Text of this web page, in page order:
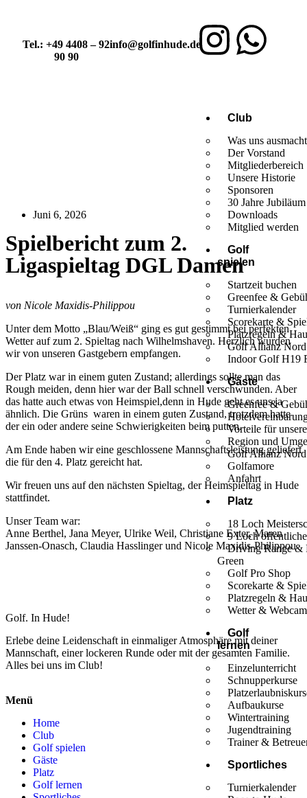
Tel.: +49 4408 – 92
90 90
info@golfinhude.de
Club
Was uns ausmacht
Der Vorstand
Mitgliederbereich
Unsere Historie
Sponsoren
30 Jahre Jubiläum
Downloads
Mitglied werden
Golf
spielen
Startzeit buchen
Greenfee &
Turnierkalender
Scorekarte &
Platzregeln &
Golf Allianz Nord
Indoor Golf H19
Gäste
Greenfee &
Vorteile für
Region und
Golf Allianz Nord
Golfamore
Anfahrt
Platz
18 Loch
9 Loch
Driving Range &
Green
Golf Pro Shop
Scorekarte &
Platzregeln &
Wetter & Webcam
Golf
lernen
Einzelunterricht
Schnupperkurse
Aufbaukurse
Wintertraining
Jugendtraining
Trainer &
Sportliches
Turnierkalender
Juni 6, 2026
Spielbericht zum 2.
Ligaspieltag DGL Damen
von Nicole Maxidis-Philippou
Unter dem Motto „Blau/Weiß“ ging es gut gestimmt bei perfekten
Wetter auf zum 2. Spieltag nach Wilhelmshaven. Herzlich wurden
wir von unseren Gastgebern empfangen.
Der Platz war in einem guten Zustand; allerdings sollte man das
Rough meiden, denn hier war der Ball schnell verschwunden. Aber
das hatte auch etwas von Heimspiel,denn in Hude geht es uns ja
ähnlich. Die Grüns waren in einem guten Zustand, trotzdem hatte
der ein oder andere seine Schwierigkeiten beim putten.
Am Ende haben wir eine geschlossene Mannschaftsleistung geliefert
die für den 4. Platz gereicht hat.
Wir freuen uns auf den nächsten Spieltag, der Heimspieltag in Hude
stattfindet.
Unser Team war:
Anne Berthel, Jana Meyer, Ulrike Weil, Christiane Exter, Maren
Janssen-Onasch, Claudia Hasslinger und Nicole Maxidis-Philippou
Golf. In Hude!
Erlebe deine Leidenschaft in einmaliger Atmosphäre mit deiner
Mannschaft, einer lockeren Runde oder mit der gesamten Familie.
Alles bei uns im Club!
Menü
Home
Club
Golf spielen
Gäste
Platz
Golf lernen